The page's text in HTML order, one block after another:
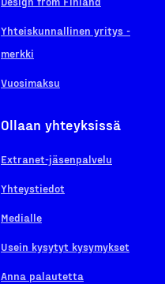
Yhteiskunnallinen yritys -
merkki
Vuosimaksu
Ollaan yhteyksissä
Extranet-jäsenpalvelu
Yhteystiedot
Medialle
Usein kysytyt kysymykset
Anna palautetta